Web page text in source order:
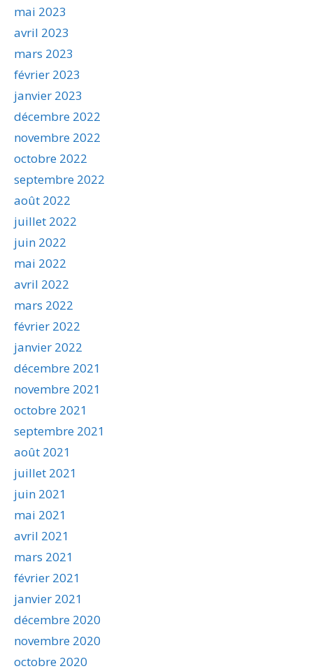
mai 2023
avril 2023
mars 2023
février 2023
janvier 2023
décembre 2022
novembre 2022
octobre 2022
septembre 2022
août 2022
juillet 2022
juin 2022
mai 2022
avril 2022
mars 2022
février 2022
janvier 2022
décembre 2021
novembre 2021
octobre 2021
septembre 2021
août 2021
juillet 2021
juin 2021
mai 2021
avril 2021
mars 2021
février 2021
janvier 2021
décembre 2020
novembre 2020
octobre 2020